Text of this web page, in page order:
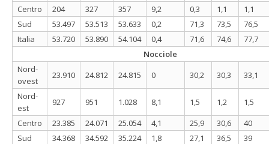
Centro
204 327 357 9,2 0,3 1,1
1,1
Sud
53.497 53.513 53.633 0,2 71,3 73,5
76,5
Italia
53.720 53.890 54.104 0,4 71,6 74,6
77,7
Nocciole
Nord-
ovest
23.910 24.812 24.815 0 30,2 30,3
33,1
Nord-
est
927 951 1.028 8,1 1,5 1,2
1,5
Centro
23.385 24.071 25.054 4,1 25,9 30,6
40
Sud
34.368 34.592 35.224 1,8 27,1 36,5
39